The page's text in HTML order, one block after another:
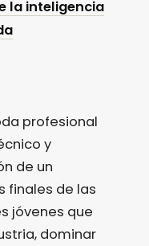
la inteligencia
profesional
y
de un
finales de las
jóvenes que
dominar